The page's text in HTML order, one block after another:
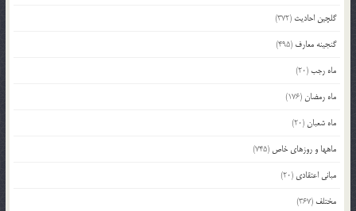
گلچین احادیث (372)
گنجینه معارف (495)
ماه رجب(20)
ماه رمضان(176)
ماه شعبان(20)
ماهها و روزهای خاص (745)
مبانی اعتقادی (20)
مختلف (367)